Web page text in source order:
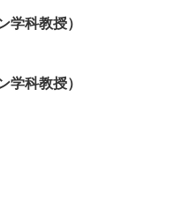
科教授）
科教授）